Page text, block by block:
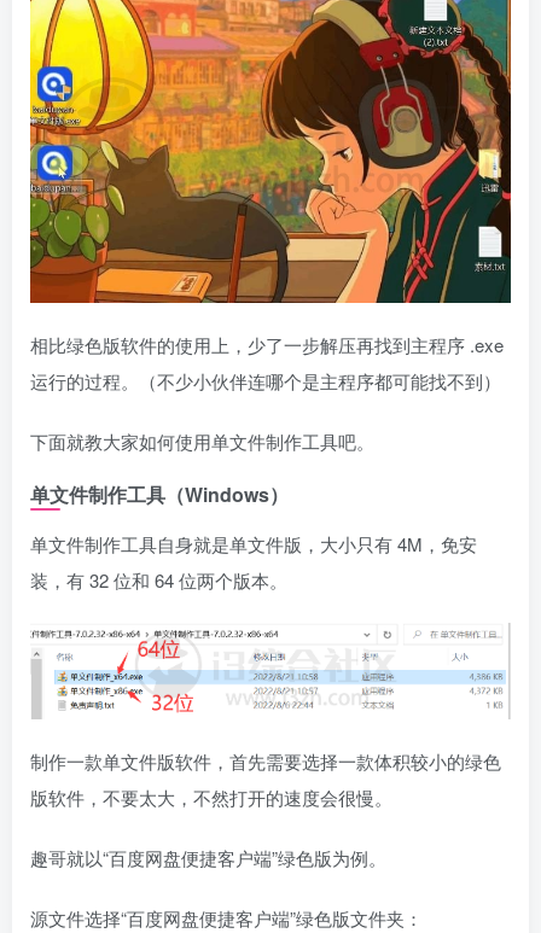
相比绿色版软件的使用上，少了一步解压再找到主程序 .exe
运行的过程。（不少小伙伴连哪个是主程序都可能找不到）
下面就教大家如何使用单文件制作工具吧。
单文件制作工具（Windows）
单文件制作工具自身就是单文件版，大小只有 4M，免安
装，有 32 位和 64 位两个版本。
制作一款单文件版软件，首先需要选择一款体积较小的绿色
版软件，不要太大，不然打开的速度会很慢。
趣哥就以“百度网盘便捷客户端”绿色版为例。
源文件选择“百度网盘便捷客户端”绿色版文件夹：